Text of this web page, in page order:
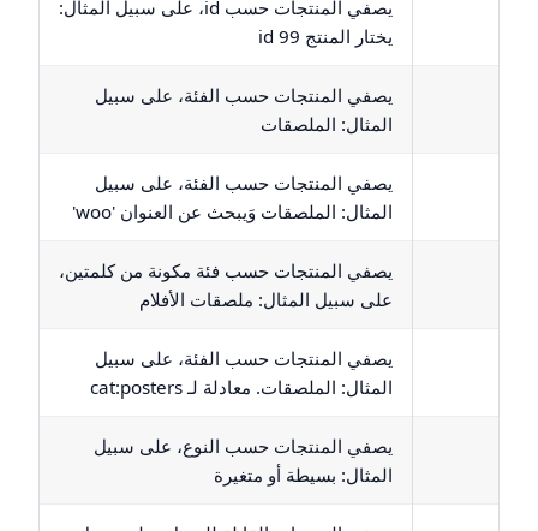
يصفي المنتجات حسب id، على سبيل المثال:
يختار المنتج id 99
يصفي المنتجات حسب الفئة، على سبيل
المثال: الملصقات
يصفي المنتجات حسب الفئة، على سبيل
المثال: الملصقات وَيبحث عن العنوان 'woo'
يصفي المنتجات حسب فئة مكونة من كلمتين،
على سبيل المثال: ملصقات الأفلام
يصفي المنتجات حسب الفئة، على سبيل
المثال: الملصقات. معادلة لـ cat :posters
يصفي المنتجات حسب النوع، على سبيل
المثال: بسيطة أو متغيرة